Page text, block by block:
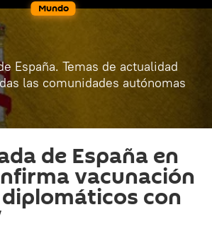
Mundo
España. Temas de actualidad
las comunidades autónomas
de España en
vacunación
con